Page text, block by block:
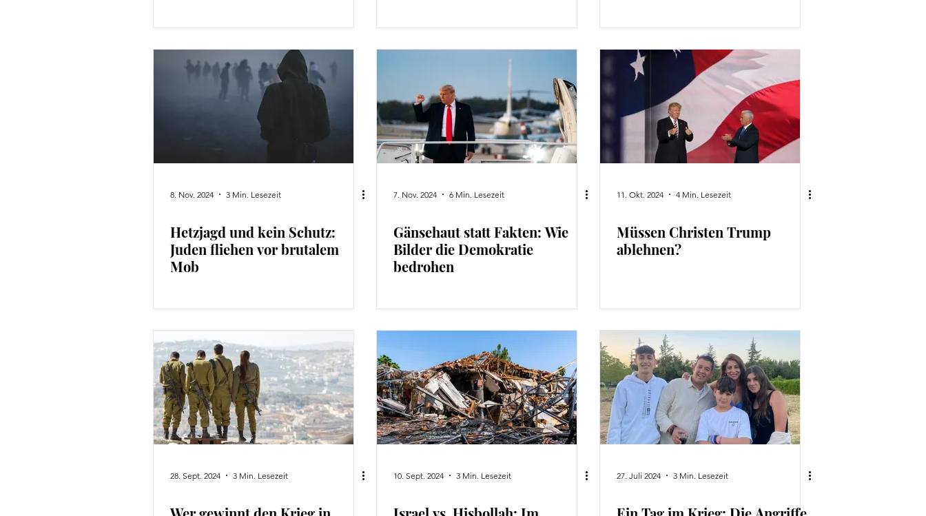
8. Nov. 2024 3 Min. Lesezeit
Hetzjagd und kein Schutz:
Juden fliehen vor brutalem
Mob
7. Nov. 2024 6 Min. Lesezeit
Gänsehaut statt Fakten: Wie
Bilder die Demokratie
bedrohen
11. Okt. 2024 4 Min. Lesezeit
Müssen Christen Trump
ablehnen?
28. Sept. 2024 3 Min. Lesezeit 10. Sept. 2024 3 Min. Lesezeit 27. Juli 2024 3 Min. Lesezeit